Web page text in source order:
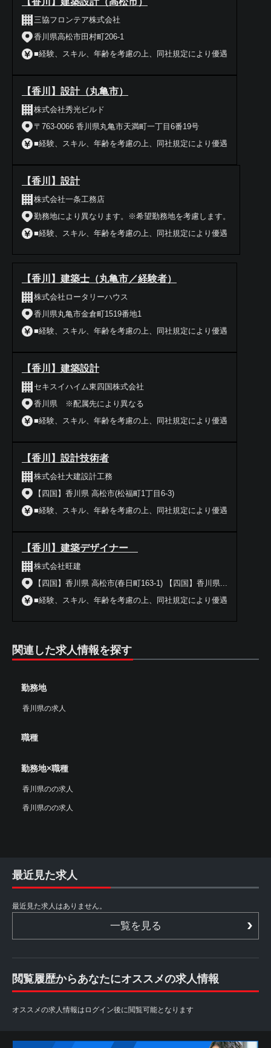
三協フロンテア株式会社
香川県高松市田村町206-1
■経験、スキル、年齢を考慮の上、同社規定により優遇
【香川】設計（丸亀市）
株式会社秀光ビルド
〒763-0066 香川県丸亀市天満町一丁目6番19号
■経験、スキル、年齢を考慮の上、同社規定により優遇
【香川】設計
株式会社一条工務店
勤務地により異なります。※希望勤務地を考慮します。
■経験、スキル、年齢を考慮の上、同社規定により優遇
【香川】建築士（丸亀市／経験者）
株式会社ロータリーハウス
香川県丸亀市金倉町1519番地1
■経験、スキル、年齢を考慮の上、同社規定により優遇
【香川】建築設計
セキスイハイム東四国株式会社
香川県 ※配属先により異なる
■経験、スキル、年齢を考慮の上、同社規定により優遇
【香川】設計技術者
株式会社大建設計工務
【四国】香川県 高松市(松福町1丁目6-3)
■経験、スキル、年齢を考慮の上、同社規定により優遇
【香川】建築デザイナー
株式会社旺建
【四国】香川県 高松市(春日町163-1) 【四国】香川県...
■経験、スキル、年齢を考慮の上、同社規定により優遇
関連した求人情報を探す
勤務地
香川県の求人
職種
勤務地×職種
香川県のの求人
香川県のの求人
最近見た求人
最近見た求人はありません。
一覧を見る
閲覧履歴からあなたにオススメの求人情報
オススメの求人情報はログイン後に閲覧可能となります